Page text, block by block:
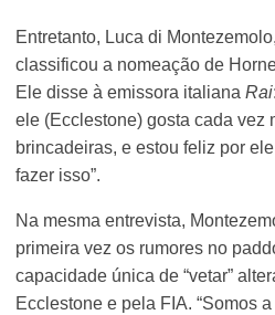
Entretanto, Luca di
classificou a nomeação de
Ele disse à emissora italianaRai
ele (Ecclestone) gosta cada vez
brincadeiras, e estou feliz por
fazer isso”.
Na mesma entrevista,
primeira vez os rumores no
capacidade única de “vetar”
Ecclestone e pela FIA. “Somos